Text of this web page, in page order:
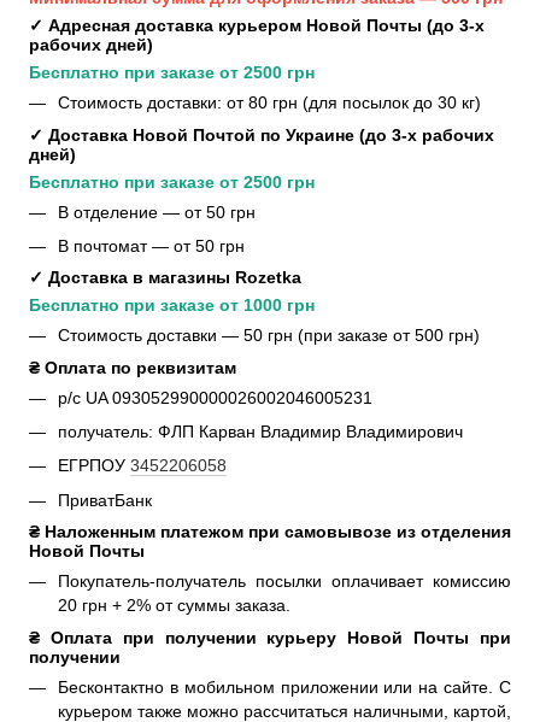
✓ Адресная доставка курьером Новой Почты (до 3-х
рабочих дней)
Бесплатно при заказе от 2500 грн
Стоимость доставки: от 80 грн (для посылок до 30 кг)
✓ Доставка Новой Почтой по Украине (до 3-х рабочих
дней)
Бесплатно при заказе от 2500 грн
В отделение — от 50 грн
В почтомат — от 50 грн
✓ Доставка в магазины Rozetka
Бесплатно при заказе от 1000 грн
Стоимость доставки — 50 грн (при заказе от 500 грн)
₴ Оплата по реквизитам
р/с UA 093052990000026002046005231
получатель: ФЛП Карван Владимир Владимирович
ЕГРПОУ 3452206058
ПриватБанк
₴ Наложенным платежом при самовывозе из отделения
Новой Почты
Покупатель-получатель посылки оплачивает комиссию
20 грн + 2% от суммы заказа.
₴ Оплата при получении курьеру Новой Почты при
получении
Бесконтактно в мобильном приложении или на сайте. С
курьером также можно рассчитаться наличными, картой,